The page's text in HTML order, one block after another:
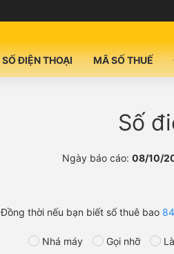
SỐ ĐIỆN THOẠI MÃ SỐ THUẾ
Số
Ngày báo cáo: 08/10/
Đồng thời nếu bạn biết số thuê bao
Nhá máy Gọi nhỡ